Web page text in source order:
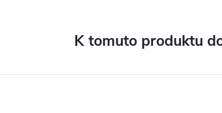
K tomuto produktu